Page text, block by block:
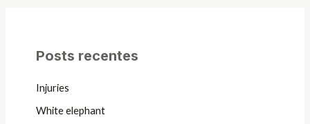
Posts recentes
Injuries
White elephant